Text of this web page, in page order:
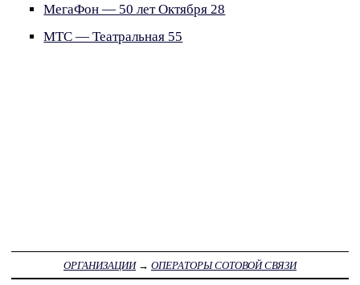
МегаФон — 50 лет Октября 28
МТС — Театральная 55
ОРГАНИЗАЦИИ→ ОПЕРАТОРЫ СОТОВОЙ СВЯЗИ